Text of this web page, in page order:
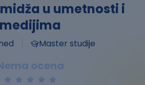
u umetnosti i
medijima
Master studije
ocena